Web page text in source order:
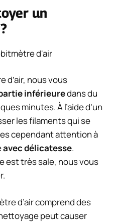
un
d’air, nous vous
inférieuredans du
minutes. À l’aide d’un
les filaments qui se
cependant attention à
avec délicatesse.
est très sale, nous vous
d’air comprend des
peut causer